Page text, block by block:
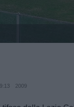
2009